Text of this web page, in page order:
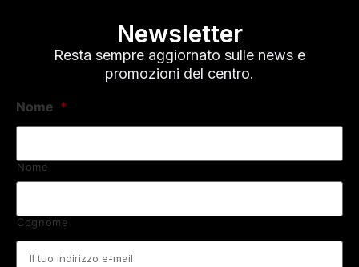
Newsletter
Resta sempre aggiornato sulle news e
promozioni del centro.
Nome *
Nome
Cognome